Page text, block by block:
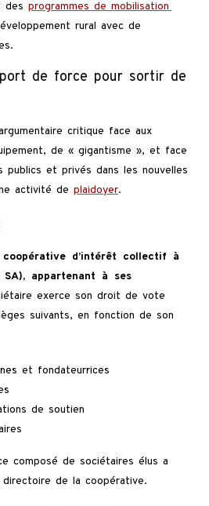
des programmes de mobilisation
rural avec de
de force pour sortir de
critique face aux
de « gigantisme », et face
publics et privés dans les nouvelles
activité de plaidoyer.
coopérative d’intérêt collectif à
appartenant à ses
exerce son droit de vote
suivants, en fonction de son
et fondateur·rice·s
de soutien
composé de sociétaires élus a
directoire de la coopérative.